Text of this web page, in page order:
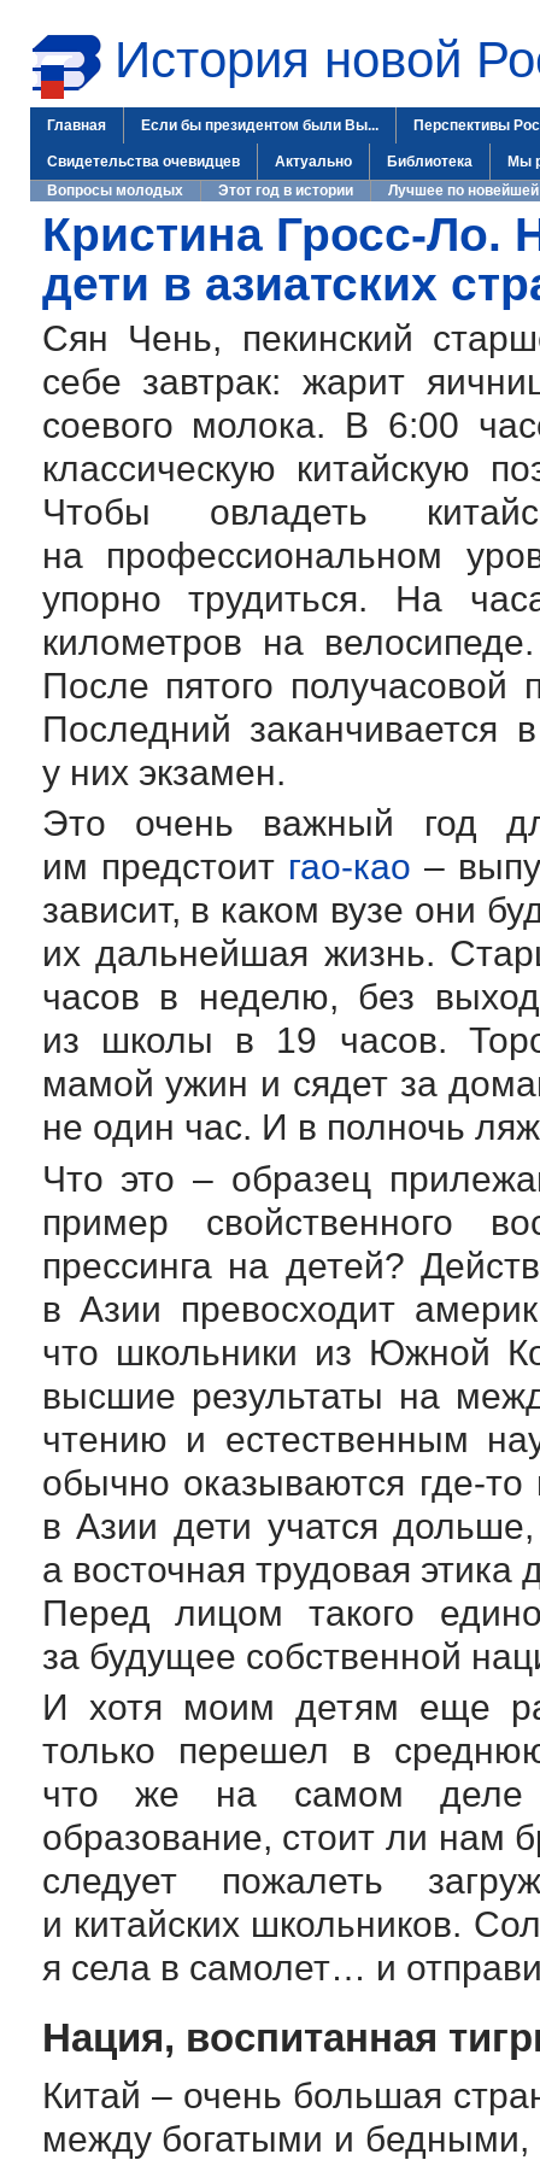
История новой
Главная Если бы президентом были Вы... Перспективы
Свидетельства очевидцев Актуально Библиотека
Мы
Вопросы молодых
Этот год в истории Лучшее по новейшей
Кристина Гросс-Ло.
дети в азиатских
Сян Чень, пекинский
себе завтрак: жарит
соевого молока. В 6:00
классическую китайскую
Чтобы овладеть
на профессиональном
упорно трудиться. На
километров на
После пятого
Последний заканчивается
у них экзамен.
Это очень важный год
им предстоит гао-као –
зависит, в каком вузе они
их дальнейшая жизнь.
часов в неделю, без
из школы в 19 часов.
мамой ужин и сядет за
не один час. И в полночь
Что это – образец
пример свойственного
прессинга на детей?
в Азии превосходит
что школьники из Южной
высшие результаты на
чтению и естественным
обычно оказываются где-то
в Азии дети учатся
а восточная трудовая
Перед лицом такого
за будущее собственной
И хотя моим детям еще
только перешел в
что же на самом деле
образование, стоит ли нам
следует пожалеть
и китайских школьников.
я села в самолет… и
Нация, воспитанная
Китай – очень большая
между богатыми и бедными,